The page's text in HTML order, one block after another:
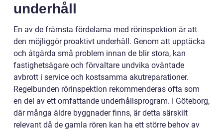
underhåll
En av de främsta fördelarna med rörinspektion är att
den möjliggör proaktivt underhåll. Genom att upptäcka
och åtgärda små problem innan de blir stora, kan
fastighetsägare och förvaltare undvika oväntade
avbrott i service och kostsamma akutreparationer.
Regelbunden rörinspektion rekommenderas ofta som
en del av ett omfattande underhållsprogram. I Göteborg,
där många äldre byggnader finns, är detta särskilt
relevant då de gamla rören kan ha ett större behov av